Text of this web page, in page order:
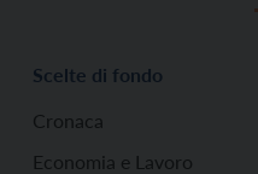
Scelte di fondo
Cronaca
Economia e Lavoro